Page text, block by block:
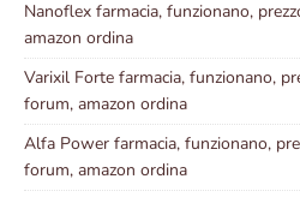
Nanoflex farmacia, funzionano,
amazon ordina
Varixil Forte farmacia, funzionano,
forum, amazon ordina
Alfa Power farmacia, funzionano,
forum, amazon ordina